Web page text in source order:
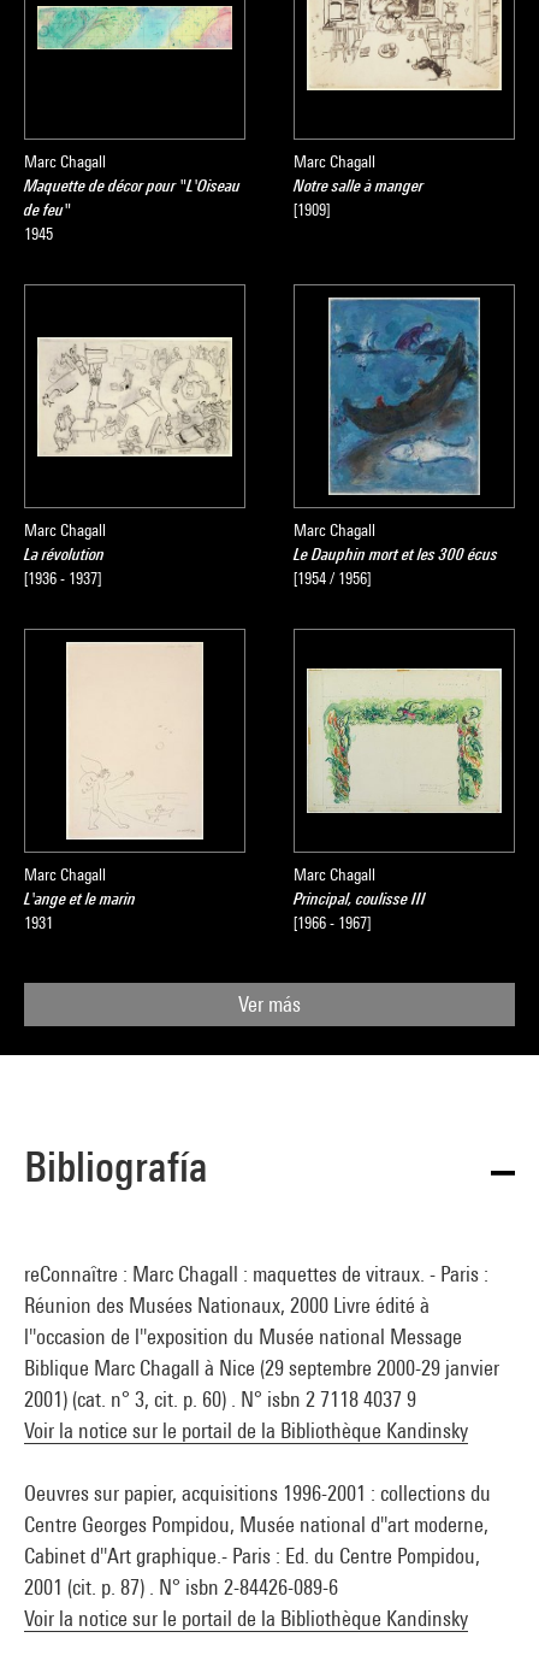
Marc Chagall
Maquette de décor pour "L'Oiseau
de feu"
1945
Marc Chagall
Notre salle à manger
[1909]
Marc Chagall
La révolution
[1936 - 1937]
Marc Chagall
Le Dauphin mort et les 300 écus
[1954 / 1956]
Marc Chagall
L'ange et le marin
1931
Marc Chagall
Principal, coulisse III
[1966 - 1967]
Ver más
Bibliografía
reConnaître : Marc Chagall : maquettes de vitraux. - Paris :
Réunion des Musées Nationaux, 2000 Livre édité à
l''occasion de l''exposition du Musée national Message
Biblique Marc Chagall à Nice (29 septembre 2000-29 janvier
2001) (cat. n° 3, cit. p. 60) . N° isbn 2 7118 4037 9
Voir la notice sur le portail de la Bibliothèque Kandinsky
Oeuvres sur papier, acquisitions 1996-2001 : collections du
Centre Georges Pompidou, Musée national d''art moderne,
Cabinet d''Art graphique.- Paris : Ed. du Centre Pompidou,
2001 (cit. p. 87) . N° isbn 2-84426-089-6
Voir la notice sur le portail de la Bibliothèque Kandinsky